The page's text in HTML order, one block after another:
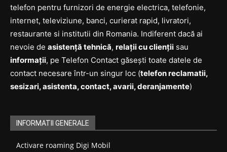
telefon pentru furnizori de energie electrica, telefonie,
internet, televiziune, banci, curierat rapid, livratori,
restaurante si institutii din Romania. Indiferent dacă ai
nevoie de asistență tehnică, relații cu clienții sau
informații, pe Telefon Contact găsești toate datele de
contact necesare într-un singur loc (telefon reclamatii,
sesizari, asistenta, contact, avarii, deranjamente)
INFORMATII GENERALE
Activare roaming Digi Mobil